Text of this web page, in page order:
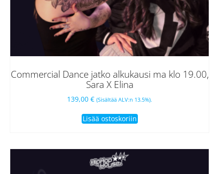
Commercial Dance jatko alkukausi ma klo 19.00,
Sara X Elina
139,00 € (Sisältää ALV:n 13.5%).
Lisää ostoskoriin